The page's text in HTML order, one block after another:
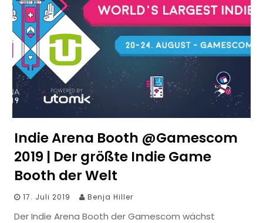
Indie Arena Booth @Gamescom
2019 | Der größte Indie Game
Booth der Welt
17. Juli 2019 Benja Hiller
Der Indie Arena Booth der Gamescom wächst